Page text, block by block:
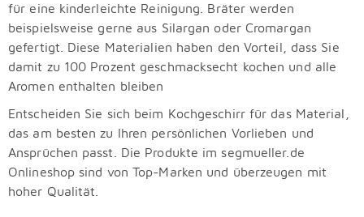
für eine kinderleichte Reinigung. Bräter werden
beispielsweise gerne aus Silargan oder Cromargan
gefertigt. Diese Materialien haben den Vorteil, dass Sie
damit zu 100 Prozent geschmacksecht kochen und alle
Aromen enthalten bleiben
Entscheiden Sie sich beim Kochgeschirr für das Material,
das am besten zu Ihren persönlichen Vorlieben und
Ansprüchen passt. Die Produkte im segmueller.de
Onlineshop sind von Top-Marken und überzeugen mit
hoher Qualität.